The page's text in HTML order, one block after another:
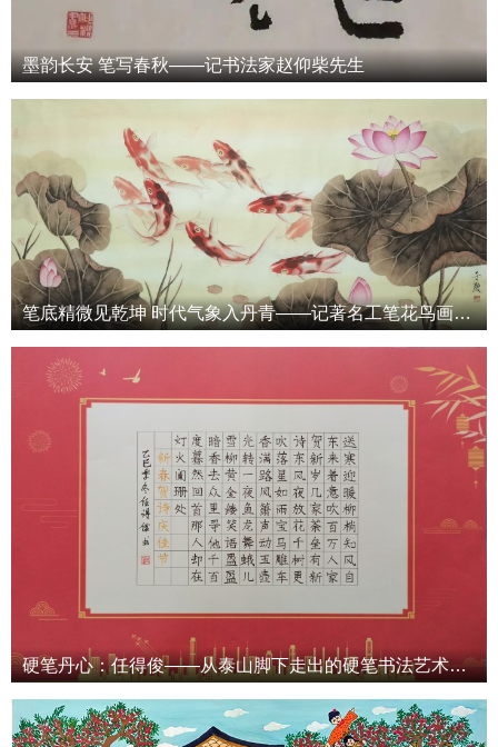
墨韵长安 笔写春秋——记书法家赵仰柴先生
笔底精微见乾坤 时代气象入丹青——记著名工笔花鸟画家于度先生
硬笔丹心：任得俊——从泰山脚下走出的硬笔书法艺术革新者